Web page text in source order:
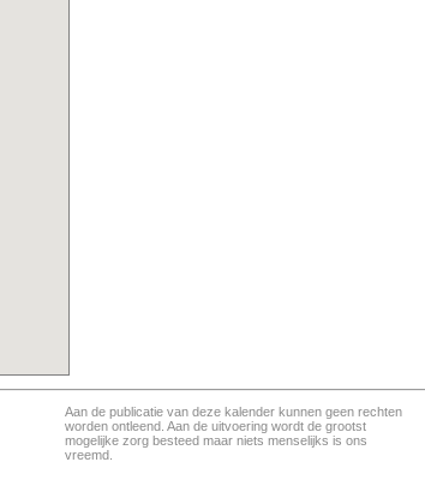
Aan de publicatie van deze kalender kunnen geen rechten
worden ontleend. Aan de uitvoering wordt de grootst
mogelijke zorg besteed maar niets menselijks is ons
vreemd.